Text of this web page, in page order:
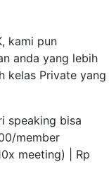
kami pun
anda yang lebih
kelas Private yang
speaking bisa
member
meeting) | Rp